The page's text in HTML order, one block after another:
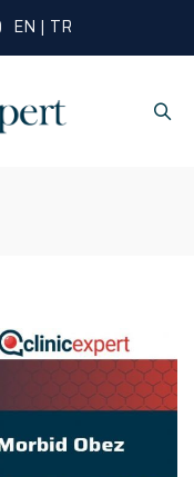
EN | TR